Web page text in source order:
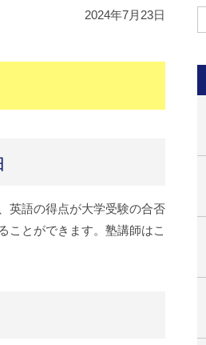
2024年7月23日
英語の得点が大学受験の合否
ことができます。塾講師はこ